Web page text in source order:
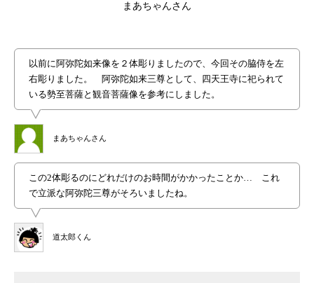
まあちゃんさん
まあちゃんさん
以前に阿弥陀如来像を２体彫りましたので、今回その脇侍を左
右彫りました。 阿弥陀如来三尊として、四天王寺に祀られて
いる勢至菩薩と観音菩薩像を参考にしました。
道太郎くん
この2体彫るのにどれだけのお時間がかかったことか… これ
で立派な阿弥陀三尊がそろいましたね。